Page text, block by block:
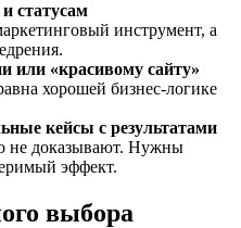
статусам
инструмент, а
или «красивому сайту»
хорошей бизнес-логике
кейсы с результатами
не доказывают. Нужны
эффект.
выбора